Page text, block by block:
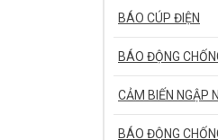
BÁO CÚP ĐIỆN
BÁO ĐỘNG
CẢM BIẾN NGẬP
BÁO ĐỘNG